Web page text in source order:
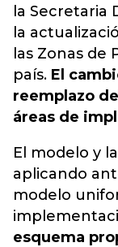
la Secretaria
la
las Zonas de
país. El
reemplazo
áreas de
El modelo y
aplicando
modelo
esquema